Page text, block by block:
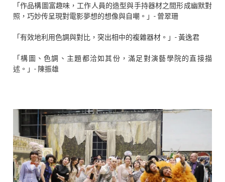
「作品構圖富趣味，工作人員的造型與手持器材之間形成幽默對
照，巧妙传呈現對電影夢想的想像與自嘲。」- 曾翠珊
「有效地利用色調與對比，突出相中的複雜器材。」- 黃逸君
「構圖、色調、主題都洽如其份，滿足對演藝學院的直接描
述。」- 陳振雄